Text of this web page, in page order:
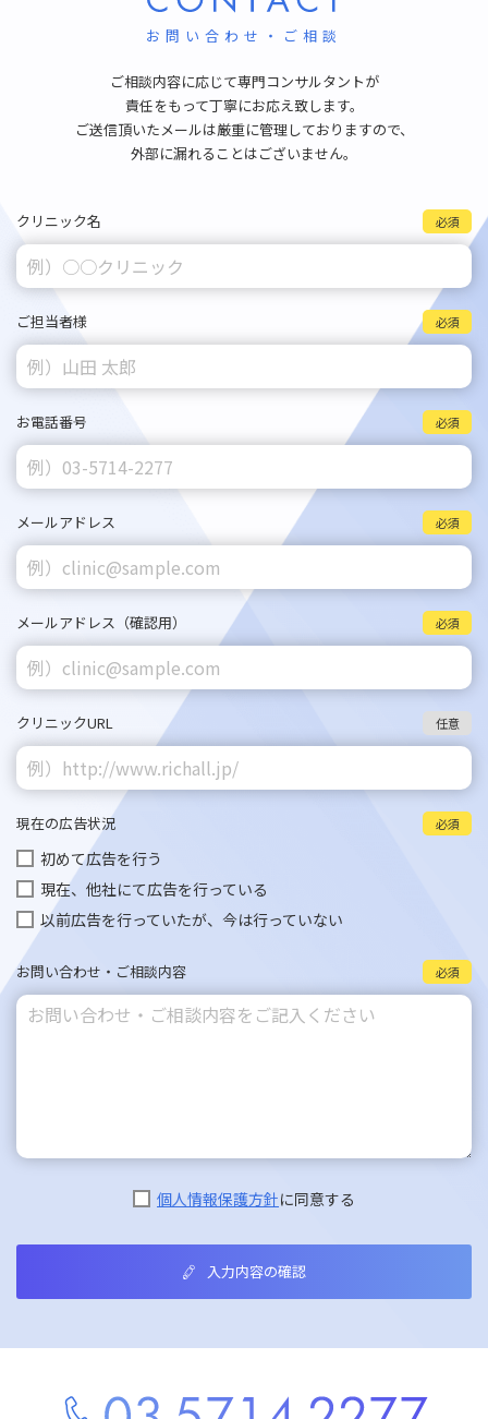
お問い合わせ・ご相談
ご相談内容に応じて専門コンサルタントが
責任をもって丁寧にお応え致します。
ご送信頂いたメールは厳重に管理しておりますので、
外部に漏れることはございません。
クリニック名 必須
ご担当者様 必須
お電話番号 必須
メールアドレス 必須
メールアドレス （確認用） 必須
クリニックURL 任意
現在の広告状況 必須
初めて広告を行う
現在、他社にて広告を行っている
以前広告を行っていたが、今は行っていない
お問い合わせ・ ご相談内容 必須
個人情報保護方針に同意する
入力内容の確認